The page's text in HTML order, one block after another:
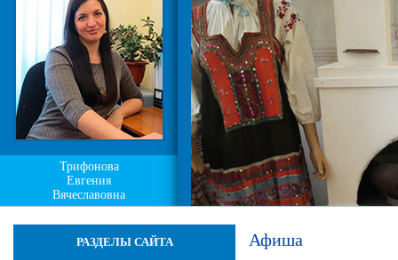
Трифонова
Евгения
Вячеславовна
РАЗДЕЛЫ САЙТА Афиша